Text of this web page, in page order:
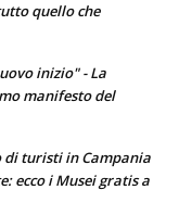
quello che
inizio" - La
manifesto del
turisti in Campania
ecco i Musei gratis a